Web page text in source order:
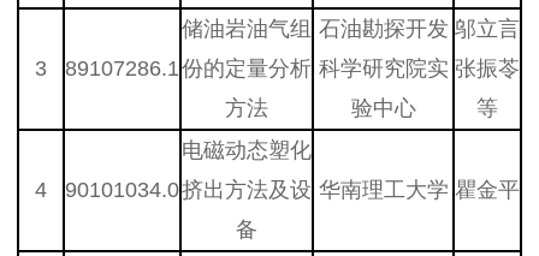
3 89107286.1
储油岩油气组
份的定量分析
方法
石油勘探开发
科学研究院实
验中心
邬立言
张振苓
等
4 90101034.0
电磁动态塑化
挤出方法及设
备
华南理工大学 瞿金平